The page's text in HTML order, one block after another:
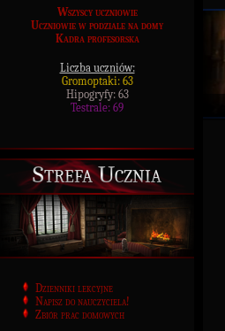
Wszyscy uczniowie
Uczniowie w podziale na domy
Kadra profesorska
Liczba uczniów:
Gromoptaki: 63
Hipogryfy: 63
Testrale: 69
Strefa Ucznia
Dzienniki lekcyjne
Napisz do nauczyciela!
Zbiór prac domowych